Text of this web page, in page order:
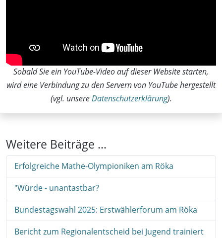
Sobald Sie ein YouTube-Video auf dieser Website starten,
wird eine Verbindung zu den Servern von YouTube hergestellt
(vgl. unsereDatenschutzerklärung).
Weitere Beiträge …
Erfolgreiche Mathe-Olympioniken am Röka
"Würde - unantastbar?
Bundestagswahl 2025: Erstwählerforum am Röka
Bericht zum Regionalentscheid bei Jugend trainiert